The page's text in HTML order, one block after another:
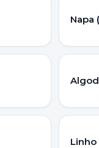
Napa
Linho